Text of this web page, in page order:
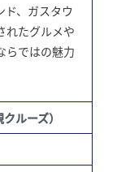
ド、ガスタウ
れたグルメや
らではの魅力
ルーズ）